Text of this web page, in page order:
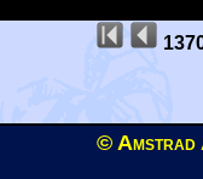
© Amstrad